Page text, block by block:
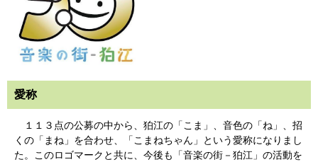
愛称
１１３点の公募の中から、狛江の「こま」、音色の「ね」、招
くの「まね」を合わせ、「こまねちゃん」という愛称になりまし
た。このロゴマークと共に、今後も「音楽の街－狛江」の活動を